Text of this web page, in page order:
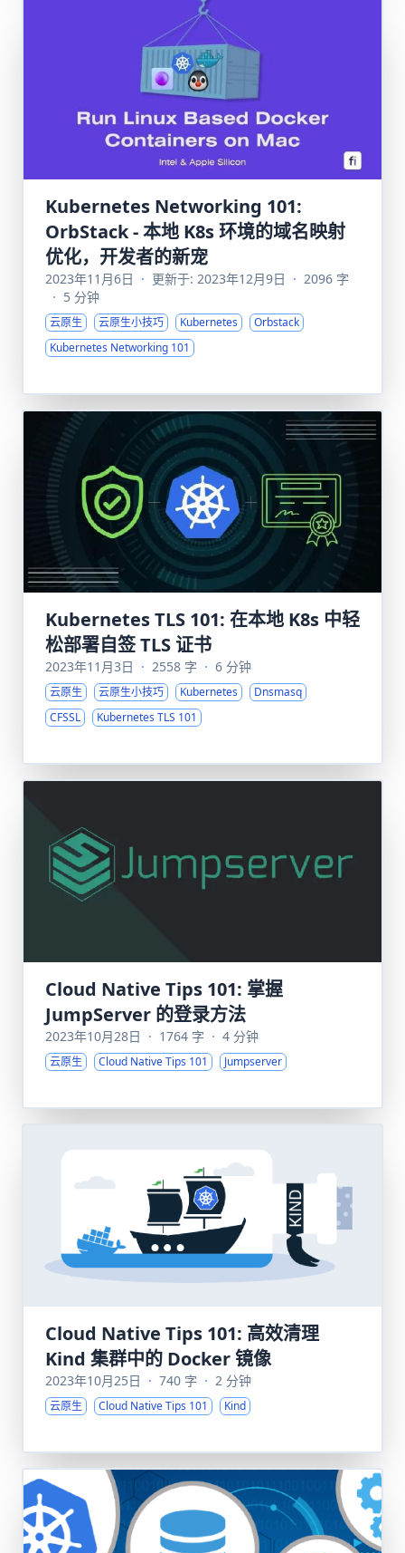
Kubernetes Networking 101:
OrbStack - 本地 K8s 环境的域名映射
优化，开发者的新宠
2023年11月6日 · 更新于: 2023年12月9日 · 2096 字
· 5 分钟
云原生 云原生小技巧 Kubernetes
Orbstack
Kubernetes Networking 101
Kubernetes TLS 101: 在本地 K8s 中轻
松部署自签 TLS 证书
2023年11月3日 · 2558 字 · 6 分钟
云原生 云原生小技巧 Kubernetes
Dnsmasq
CFSSL
Kubernetes TLS 101
Cloud Native Tips 101: 掌握
JumpServer 的登录方法
2023年10月28日 · 1764 字 · 4 分钟
云原生 Cloud Native Tips 101 Jumpserver
Cloud Native Tips 101: 高效清理
Kind 集群中的 Docker 镜像
2023年10月25日 · 740 字 · 2 分钟
云原生 Cloud Native Tips 101 Kind